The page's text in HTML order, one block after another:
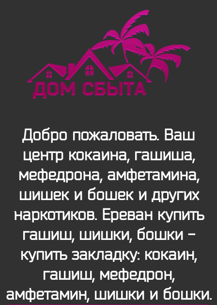
Добро пожаловать. Ваш
центр кокаина, гашиша,
мефедрона, амфетамина,
шишек и бошек и других
наркотиков. Ереван купить
гашиш, шишки, бошки -
купить закладку: кокаин,
гашиш, мефедрон,
амфетамин, шишки и бошки.